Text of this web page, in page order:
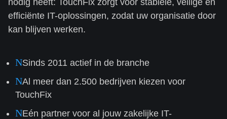
nodig heeft: TouchFix zorgt voor stabiele, veilige en
efficiënte IT-oplossingen, zodat uw organisatie door
kan blijven werken.
NSinds 2011 actief in de branche
NAl meer dan 2.500 bedrijven kiezen voor
TouchFix
NEén partner voor al jouw zakelijke IT-